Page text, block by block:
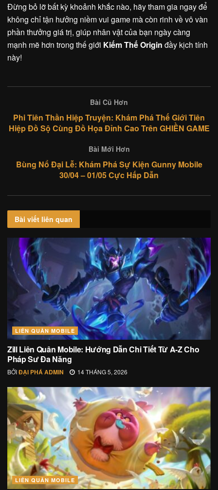
Đừng bỏ lỡ bất kỳ khoảnh khắc nào, hãy tham gia ngay để
không chỉ tận hưởng niềm vui game mà còn rinh về vô vàn
phần thưởng giá trị, giúp nhân vật của bạn ngày càng
mạnh mẽ hơn trong thế giới Kiếm Thế Origin đầy kịch tính
này!
Bài Cũ Hơn
Phi Tiên Thần Hiệp Truyện: Khám Phá Thế Giới Tiên
Hiệp Đồ Sộ Cùng Đồ Họa Đỉnh Cao Trên GHIỀN GAME
Bài Mới Hơn
Bùng Nổ Đại Lễ: Khám Phá Sự Kiện Gunny Mobile
30/04 – 01/05 Cực Hấp Dẫn
Bài viết liên quan
LIÊN QUÂN MOBILE
Zill Liên Quân Mobile: Hướng Dẫn Chi Tiết Từ A-Z Cho
Pháp Sư Đa Năng
BỞIĐẠI PHÁ ADMIN 14 THÁNG 5, 2026
LIÊN QUÂN MOBILE